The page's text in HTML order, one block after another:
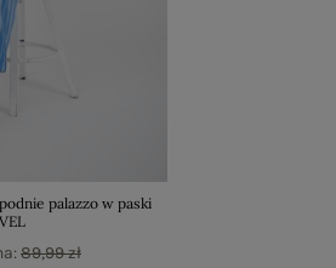
palazzo w paski
89,99 zł